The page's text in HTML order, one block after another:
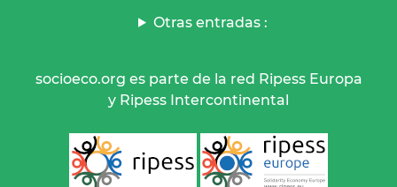
Otras entradas :
socioeco.org es parte de la red Ripess Europa
y Ripess Intercontinental